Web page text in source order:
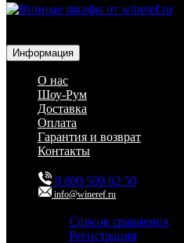
Информация
О нас
Шоу-Рум
Доставка
Оплата
Гарантия и возврат
Контакты
8 800 500 62 50
info@wineref.ru
Список сравнения
Регистрация